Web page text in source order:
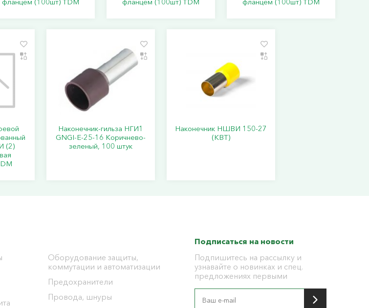
(2)
Наконечник-гильза НГИ1
GNGI-E-25-16 Коричнево-
зеленый, 100 штук
Наконечник НШВИ 150-27
(КВТ)
Оборудование защиты,
коммутации и автоматизации
Предохранители
Провода, шнуры
Подписаться на новости
Подпишитесь на рассылку и
узнавайте о новинках и спец.
предложениях первыми